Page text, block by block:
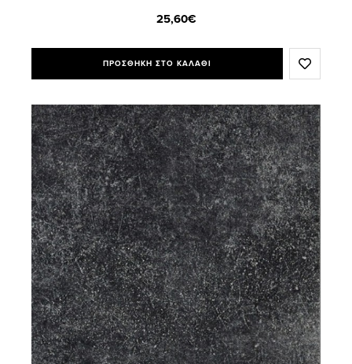
25,60€
ΠΡΟΣΘΗΚΗ ΣΤΟ ΚΑΛΑΘΙ